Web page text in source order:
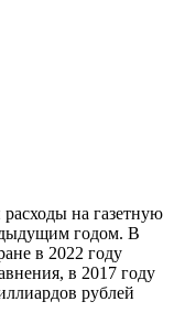
на газетную
годом. В
в 2022 году
в 2017 году
рублей